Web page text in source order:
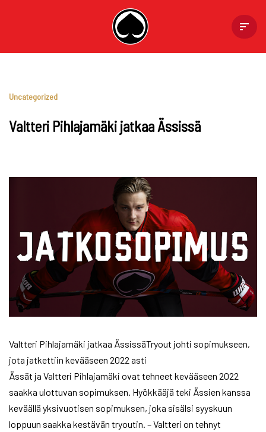
Valtteri Pihlajamäki jatkaa Ässissä
Uncategorized
Valtteri Pihlajamäki jatkaa ÄssissäTryout johti sopimukseen,
jota jatkettiin kevääseen 2022 asti
Ässät ja Valtteri Pihlajamäki ovat tehneet kevääseen 2022
saakka ulottuvan sopimuksen. Hyökkääjä teki Ässien kanssa
keväällä yksivuotisen sopimuksen, joka sisälsi syyskuun
loppuun saakka kestävän tryoutin. – Valtteri on tehnyt